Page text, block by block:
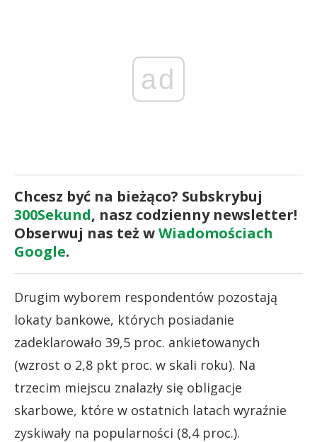
ad
Chcesz być na bieżąco? Subskrybuj
300Sekund, nasz codzienny newsletter!
Obserwuj nas też wWiadomościach
Google.
Drugim wyborem respondentów pozostają
lokaty bankowe, których posiadanie
zadeklarowało 39,5 proc. ankietowanych
(wzrost o 2,8 pkt proc. w skali roku). Na
trzecim miejscu znalazły się obligacje
skarbowe, które w ostatnich latach wyraźnie
zyskiwały na popularności (8,4 proc.).